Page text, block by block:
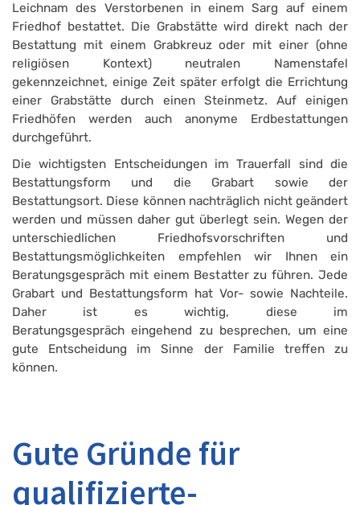
Leichnam des Verstorbenen in einem Sarg auf einem
Friedhof bestattet. Die Grabstätte wird direkt nach der
Bestattung mit einem Grabkreuz oder mit einer (ohne
religiösen Kontext) neutralen Namenstafel
gekennzeichnet, einige Zeit später erfolgt die Errichtung
einer Grabstätte durch einen Steinmetz. Auf einigen
Friedhöfen werden auch anonyme Erdbestattungen
durchgeführt.
Die wichtigsten Entscheidungen im Trauerfall sind die
Bestattungsform und die Grabart sowie der
Bestattungsort. Diese können nachträglich nicht geändert
werden und müssen daher gut überlegt sein. Wegen der
unterschiedlichen Friedhofsvorschriften und
Bestattungsmöglichkeiten empfehlen wir Ihnen ein
Beratungsgespräch mit einem Bestatter zu führen. Jede
Grabart und Bestattungsform hat Vor- sowie Nachteile.
Daher ist es wichtig, diese im
Beratungsgespräch eingehend zu besprechen, um eine
gute Entscheidung im Sinne der Familie treffen zu
können.
Gute Gründe für
qualifizierte-